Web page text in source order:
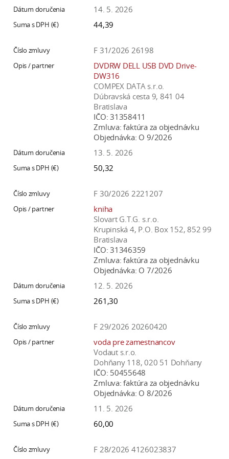
14. 5. 2026
44,39
F 31/2026 26198
DVDRW DELL USB DVD Drive-
DW316
COMPEX DATA s.r.o.
Dúbravská cesta 9, 841 04
Bratislava
IČO: 31358411
Zmluva: faktúra za objednávku
Objednávka: O 9/2026
13. 5. 2026
50,32
F 30/2026 2221207
kniha
Slovart G.T.G. s.r.o.
Krupinská 4, P.O. Box 152, 852 99
Bratislava
IČO: 31346359
Zmluva: faktúra za objednávku
Objednávka: O 7/2026
12. 5. 2026
261,30
F 29/2026 20260420
voda pre zamestnancov
Vodaut s.r.o.
Dohňany 118, 020 51 Dohňany
IČO: 50455648
Zmluva: faktúra za objednávku
Objednávka: O 8/2026
11. 5. 2026
60,00
F 28/2026 4126023837